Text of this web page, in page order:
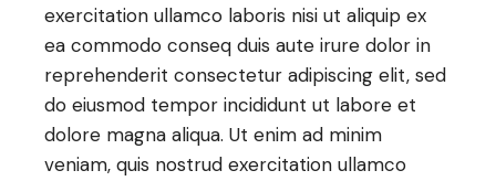
exercitation ullamco laboris nisi ut aliquip ex
ea commodo conseq duis aute irure dolor in
reprehenderit consectetur adipiscing elit, sed
do eiusmod tempor incididunt ut labore et
dolore magna aliqua. Ut enim ad minim
veniam, quis nostrud exercitation ullamco